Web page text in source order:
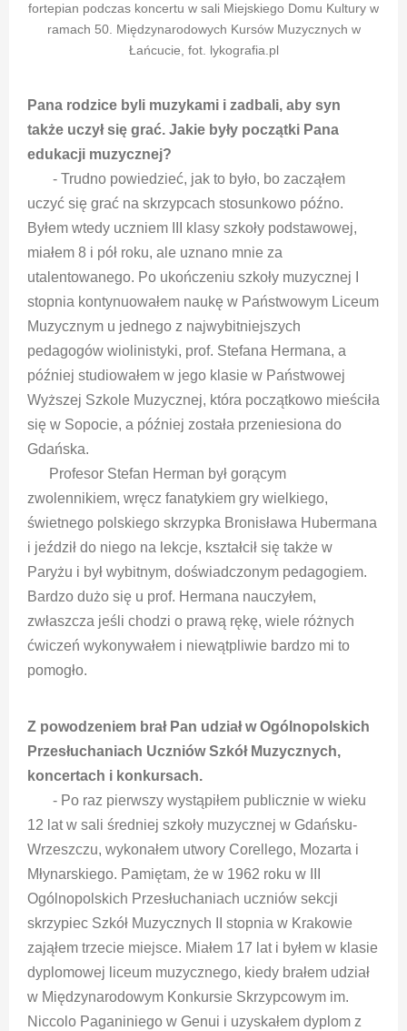
fortepian podczas koncertu w sali Miejskiego Domu Kultury w
ramach 50. Międzynarodowych Kursów Muzycznych w
Łańcucie, fot. lykografia.pl
Pana rodzice byli muzykami i zadbali, aby syn
także uczył się grać. Jakie były początki Pana
edukacji muzycznej?
- Trudno powiedzieć, jak to było, bo zacząłem
uczyć się grać na skrzypcach stosunkowo późno.
Byłem wtedy uczniem III klasy szkoły podstawowej,
miałem 8 i pół roku, ale uznano mnie za
utalentowanego. Po ukończeniu szkoły muzycznej I
stopnia kontynuowałem naukę w Państwowym Liceum
Muzycznym u jednego z najwybitniejszych
pedagogów wiolinistyki, prof. Stefana Hermana, a
później studiowałem w jego klasie w Państwowej
Wyższej Szkole Muzycznej, która początkowo mieściła
się w Sopocie, a później została przeniesiona do
Gdańska.
Profesor Stefan Herman był gorącym
zwolennikiem, wręcz fanatykiem gry wielkiego,
świetnego polskiego skrzypka Bronisława Hubermana
i jeździł do niego na lekcje, kształcił się także w
Paryżu i był wybitnym, doświadczonym pedagogiem.
Bardzo dużo się u prof. Hermana nauczyłem,
zwłaszcza jeśli chodzi o prawą rękę, wiele różnych
ćwiczeń wykonywałem i niewątpliwie bardzo mi to
pomogło.
Z powodzeniem brał Pan udział w Ogólnopolskich
Przesłuchaniach Uczniów Szkół Muzycznych,
koncertach i konkursach.
- Po raz pierwszy wystąpiłem publicznie w wieku
12 lat w sali średniej szkoły muzycznej w Gdańsku-
Wrzeszczu, wykonałem utwory Corellego, Mozarta i
Młynarskiego. Pamiętam, że w 1962 roku w III
Ogólnopolskich Przesłuchaniach uczniów sekcji
skrzypiec Szkół Muzycznych II stopnia w Krakowie
zająłem trzecie miejsce. Miałem 17 lat i byłem w klasie
dyplomowej liceum muzycznego, kiedy brałem udział
w Międzynarodowym Konkursie Skrzypcowym im.
Niccolo Paganiniego w Genui i uzyskałem dyplom z